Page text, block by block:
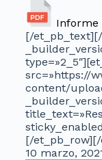
Informe
[/
src=»https://
content/
[/
10 marzo,